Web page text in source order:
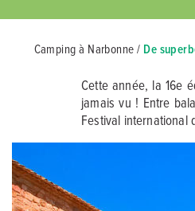
Camping à Narbonne/ De
Cette année, la 16e
jamais vu ! Entre
Festival international